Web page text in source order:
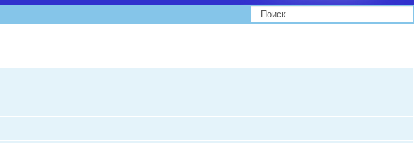
Search...